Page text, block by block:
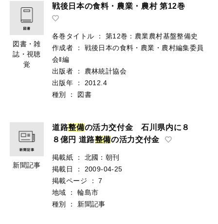
図書・雑
誌・視聴
覚
戦後日本の食料・農業・農村 第12巻
各巻タイトル ：
第12巻：農業農村基盤整備史
作成者
：
戦後日本の食料・農業・農村編集委員
会‖編
出版者
：
農林統計協会
出版年
：
2012.4
種別
： 図書
新聞記事
道路整備の活力交付金 石川県内に８
８億円 道路整備の活力交付金
掲載紙 ：
北國：朝刊
掲載日
：
2009-04-25
掲載ページ
：
7
地域
：
輪島市
種別
： 新聞記事